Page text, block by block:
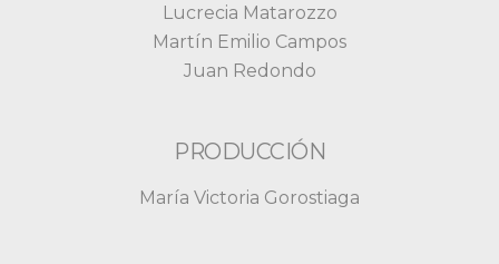
Lucrecia Matarozzo
Martín Emilio Campos
Juan Redondo
PRODUCCIÓN
María Victoria Gorostiaga